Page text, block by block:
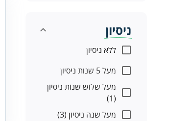
ניסיון
ללא ניסיון
מעל 5 שנות ניסיון
מעל שלוש שנות ניסיון
(1)
מעל שנה ניסיון (3)